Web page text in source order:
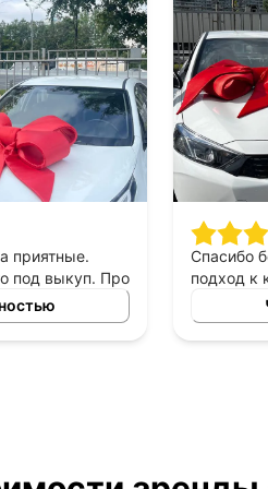
приятные.
под выкуп. Про
только
сделать
Спасибо
подход к
выборе
выкуп,
который